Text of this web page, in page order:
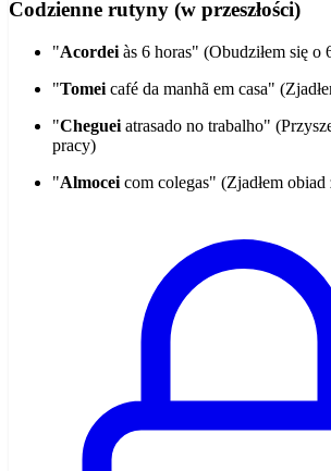
Codzienne rutyny (w przeszłości)
"Acordei às 6 horas" (Obudziłem się o
"Tomei café da manhã em casa"
"Cheguei atrasado no trabalho"
pracy)
"Almocei com colegas" (Zjadłem